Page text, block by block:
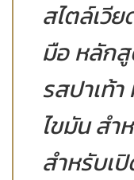
สไตล์เวี
มือ หลัก
รสปาเท้
ไขมัน สำ
สำหรับเ